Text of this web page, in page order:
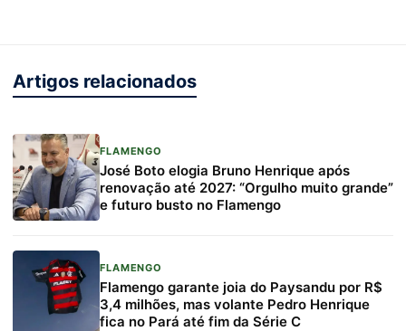
Artigos relacionados
FLAMENGO
José Boto elogia Bruno Henrique após
renovação até 2027: “Orgulho muito grande”
e futuro busto no Flamengo
FLAMENGO
Flamengo garante joia do Paysandu por R$
3,4 milhões, mas volante Pedro Henrique
fica no Pará até fim da Série C